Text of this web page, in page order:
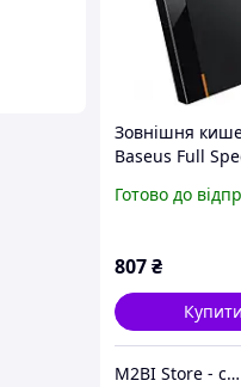
Зовнішня
Baseus Full
Чорний
Готово до
807₴
Купити
M2BI Store - світ техніки та аксесуарів